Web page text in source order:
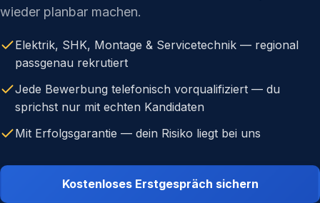
wieder planbar machen.
Elektrik, SHK, Montage & Servicetechnik — regional
passgenau rekrutiert
Jede Bewerbung telefonisch vorqualifiziert — du
sprichst nur mit echten Kandidaten
Mit Erfolgsgarantie — dein Risiko liegt bei uns
Kostenloses Erstgespräch sichern